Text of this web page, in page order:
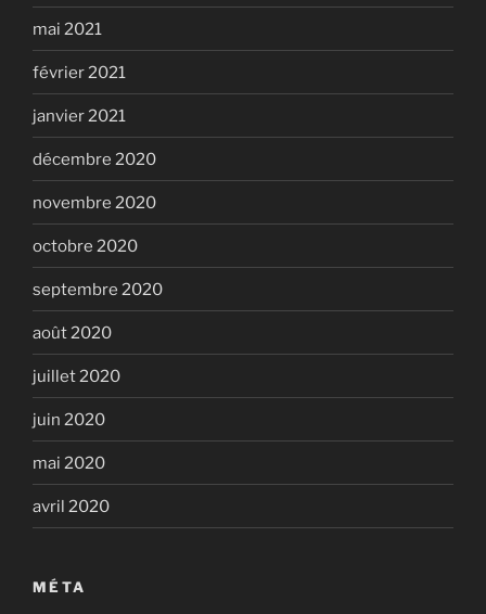
mai 2021
février 2021
janvier 2021
décembre 2020
novembre 2020
octobre 2020
septembre 2020
août 2020
juillet 2020
juin 2020
mai 2020
avril 2020
MÉTA